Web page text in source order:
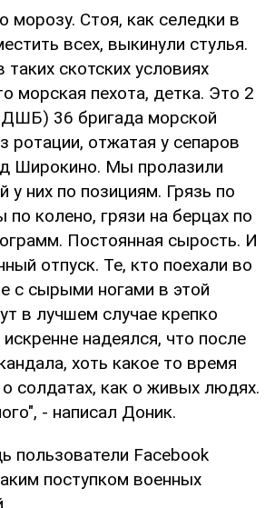
морозу. Стоя, как селедки в
всех, выкинули стулья.
таких скотских условиях
морская пехота, детка. Это 2
36 бригада морской
ротации, отжатая у сепаров
Широкино. Мы пролазили
у них по позициям. Грязь по
по колено, грязи на берцах по
Постоянная сырость. И
отпуск. Те, кто поехали во
с сырыми ногами в этой
в лучшем случае крепко
надеялся, что после
хоть какое то время
о солдатах, как о живых людях.
- написал Доник.
пользователи Facebook
поступком военных